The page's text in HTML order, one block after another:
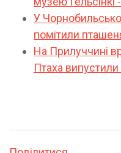
У
помітили
На Прилуччині
Птаха